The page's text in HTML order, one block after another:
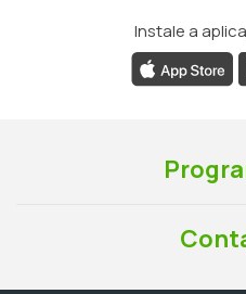
Instale a